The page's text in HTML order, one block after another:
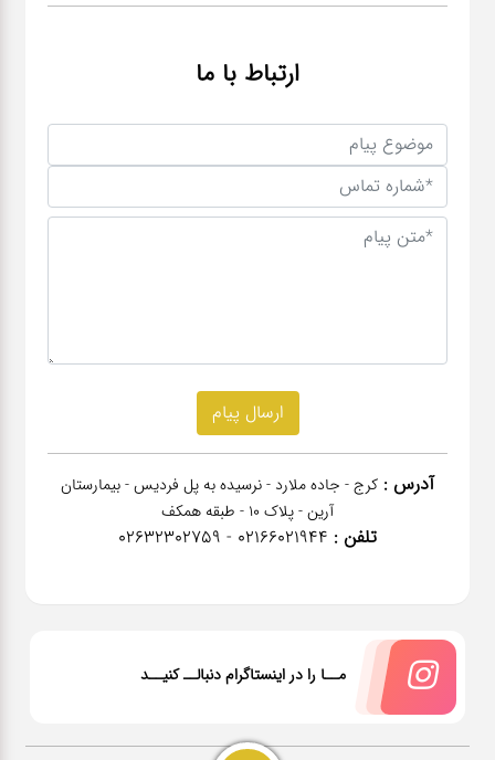
ارتباط با ما
آدرس : کرج - جاده ملارد - نرسیده به پل فردیس - بیمارستان
آرین - پلاک 10 - طبقه همکف
تلفن : 02166021944 - 02632302759
مــا را در اینستاگرام دنبالــ کنیــد